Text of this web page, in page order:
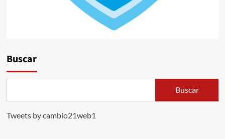
Buscar
Buscar
Tweets by cambio21web1